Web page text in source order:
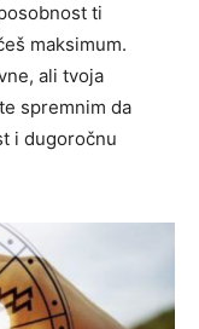
ti
maksimum.
ali tvoja
spremnim da
i dugoročnu